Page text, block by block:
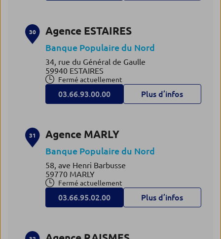
30 Agence ESTAIRES
Banque Populaire du Nord
34, rue du Général de Gaulle
59940 ESTAIRES
Fermé actuellement
03.66.93.00.00 Plus d’infos
31 Agence MARLY
Banque Populaire du Nord
58, ave Henri Barbusse
59770 MARLY
Fermé actuellement
03.66.95.02.00 Plus d’infos